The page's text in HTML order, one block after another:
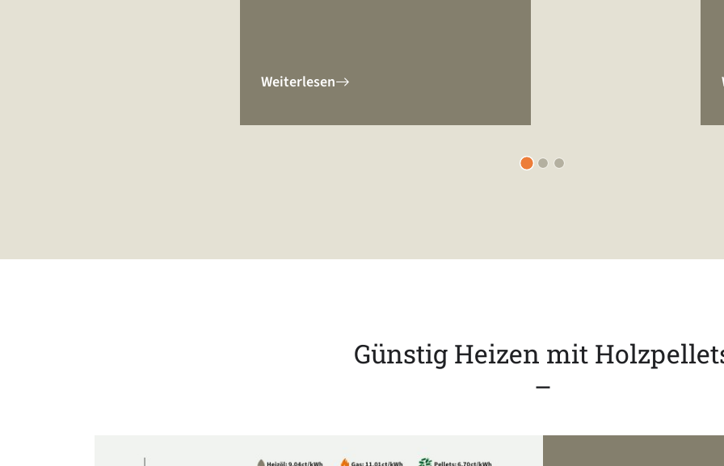
Weiterlesen
Günstig Heizen mit
–